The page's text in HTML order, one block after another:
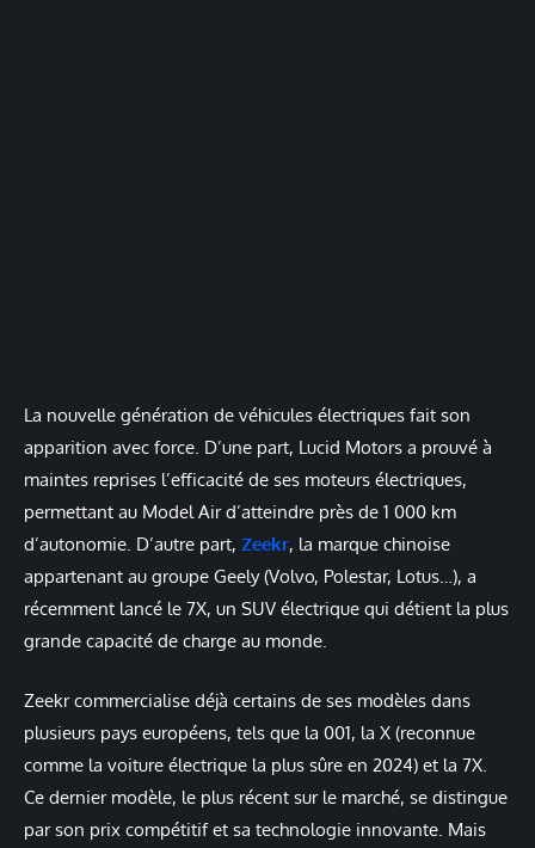
La nouvelle génération de véhicules électriques fait son
apparition avec force. D’une part, Lucid Motors a prouvé à
maintes reprises l’efficacité de ses moteurs électriques,
permettant au Model Air d’atteindre près de 1 000 km
d’autonomie. D’autre part, Zeekr, la marque chinoise
appartenant au groupe Geely (Volvo, Polestar, Lotus…), a
récemment lancé le 7X, un SUV électrique qui détient la plus
grande capacité de charge au monde.
Zeekr commercialise déjà certains de ses modèles dans
plusieurs pays européens, tels que la 001, la X (reconnue
comme la voiture électrique la plus sûre en 2024) et la 7X.
Ce dernier modèle, le plus récent sur le marché, se distingue
par son prix compétitif et sa technologie innovante. Mais